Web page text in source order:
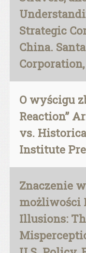
Strategic
China.
Corporation,
O wyścigu
Reaction”
vs.
Institute
Znaczenie
możliwości
Illusions: